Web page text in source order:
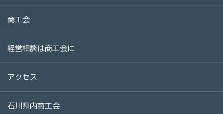
商工会
経営相談は商工会に
アクセス
石川県内商工会
度）
全国商工会連合会会員福祉共済「がん」重点補償
海外での知財係争による経営リスクから皆様をお守りし
事業活動のリスクを全て備えた保険（ビジネス総合保